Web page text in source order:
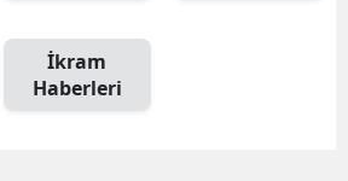
İkram
Haberleri